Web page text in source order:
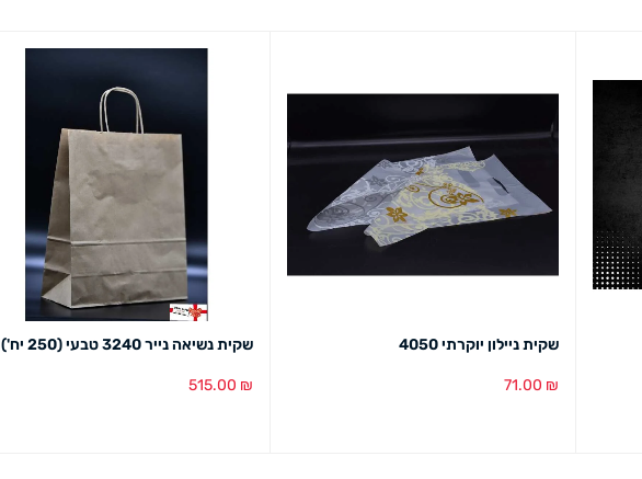
שקית ניילון יוקרתי 4050
71.00 ₪
שקית נשיאה נייר 3240 טבעי (250 יח')
515.00 ₪